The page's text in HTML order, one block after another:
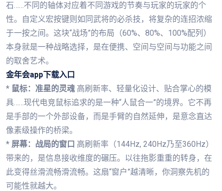
石……不同的轴体对应着不同游戏的节奏与玩家的玩家的个
性。自定义宏按键则如同武将的必杀技，将复杂的连招浓缩
于一按之间。这块“战场”的布局（60%、80%、100%配列）
本身就是一种战略选择，是在便携、空间与空间与功能之间
的取舍艺术。
金年会app下载入口
* 鼠标：准星的灵魂 高刷新率、轻量化设计、贴合掌心的模
具……现代电竞鼠标追求的是一种“人鼠合一”的境界。它不再
是手部的一个外部设备，而是手臂的自然延伸，是意念直达
像素级操作的桥梁。
* 屏幕：战局的窗口 高刷新率（144Hz, 240Hz乃至360Hz）
带来的，是信息接收维度的碾压。以往拖影重重的转身，在
此变得丝滑流畅滑流畅。这扇“窗户”越清晰，你洞察先机的
可能性就越大。